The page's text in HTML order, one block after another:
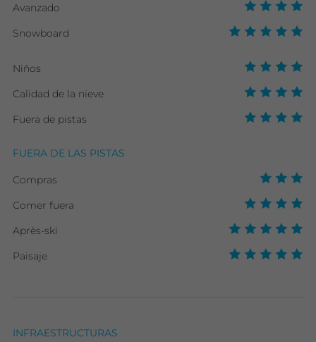
Avanzado
Snowboard
Niños
Calidad de la nieve
Fuera de pistas
FUERA DE LAS PISTAS
Compras
Comer fuera
Après-ski
Paisaje
INFRAESTRUCTURAS